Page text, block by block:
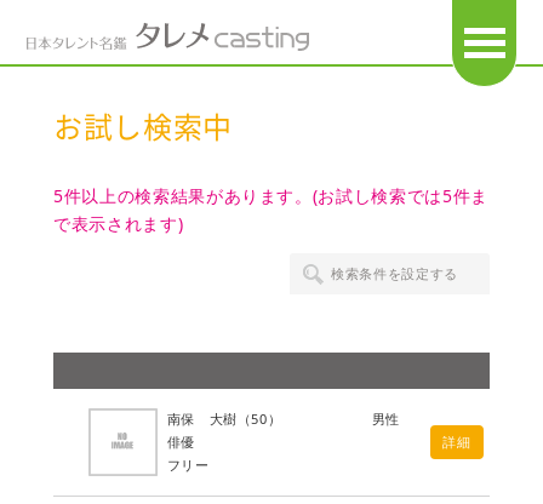
お試し検索中
5件以上の検索結果があります。(お試し検索では5件ま
で表示されます)
検索条件を設定する
南保 大樹 （50）
男性
俳優
フリー
詳細